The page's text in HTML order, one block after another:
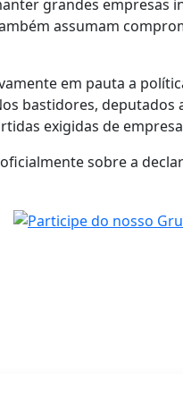
grandes empresas
assumam
em pauta a
bastidores,
exigidas de
sobre a